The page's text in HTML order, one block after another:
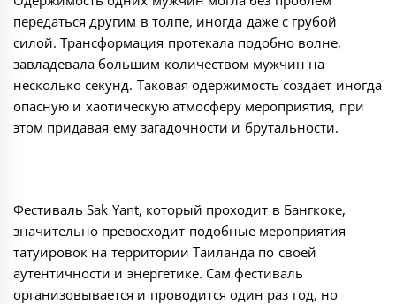
передаться другим в толпе, иногда даже с грубой
силой. Трансформация протекала подобно волне,
завладевала большим количеством мужчин на
несколько секунд. Таковая одержимость создает иногда
опасную и хаотическую атмосферу мероприятия, при
этом придавая ему загадочности и брутальности.
Фестиваль Sak Yant, который проходит в Бангкоке,
значительно превосходит подобные мероприятия
татуировок на территории Таиланда по своей
аутентичности и энергетике. Сам фестиваль
организовывается и проводится один раз год, но